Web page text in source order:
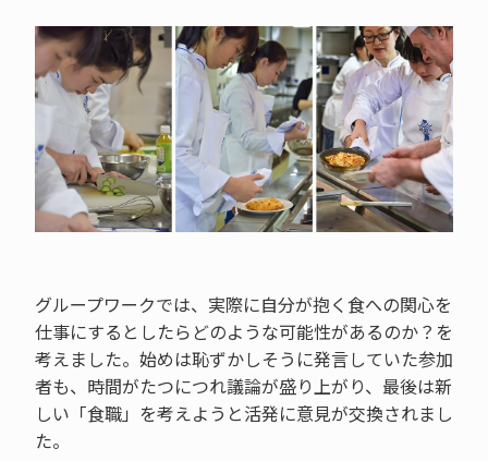
グループワークでは、実際に自分が抱く食への関心を
仕事にするとしたらどのような可能性があるのか？を
考えました。始めは恥ずかしそうに発言していた参加
者も、時間がたつにつれ議論が盛り上がり、最後は新
しい「食職」を考えようと活発に意見が交換されまし
た。